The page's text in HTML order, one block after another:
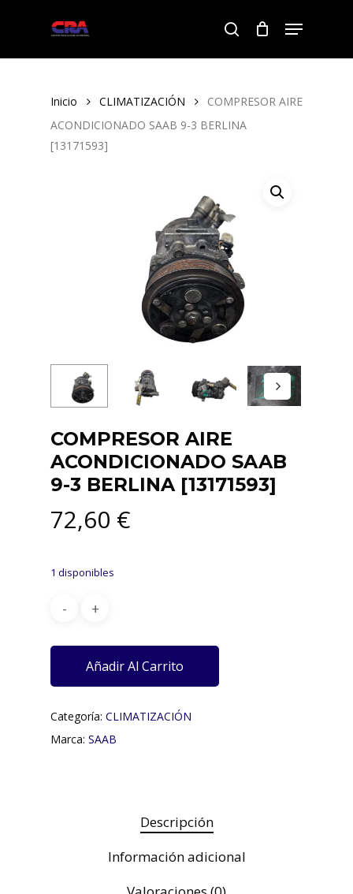
search
Menu
Inicio CLIMATIZACIÓN
COMPRESOR AIRE
ACONDICIONADO SAAB 9-3 BERLINA
[13171593]
COMPRESOR AIRE
ACONDICIONADO SAAB
9-3 BERLINA [13171593]
72,60 €
1 disponibles
Añadir Al Carrito
Categoría: CLIMATIZACIÓN
Marca: SAAB
Descripción
Información adicional